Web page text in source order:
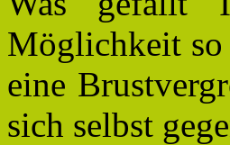
Möglichkeit so
eine
sich selbst